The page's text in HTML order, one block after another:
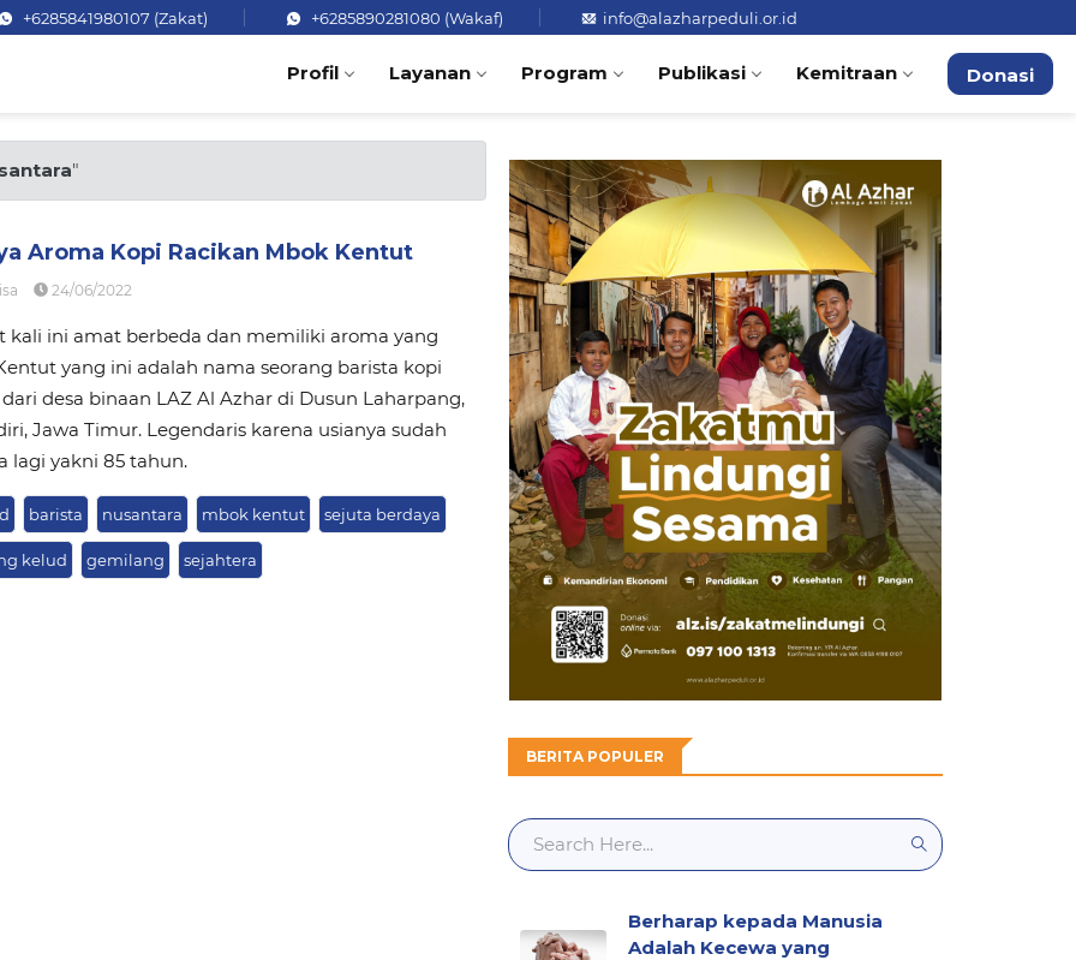
+6285841980107 (Zakat) +6285890281080 (Wakaf) info@alazharpeduli.or.id
Profil Layanan Program Publikasi Kemitraan Donasi
"
Aroma Kopi Racikan Mbok Kentut
24/06/2022
kali ini amat berbeda dan memiliki aroma yang
yang ini adalah nama seorang barista kopi
desa binaan LAZ Al Azhar di Dusun Laharpang,
Jawa Timur. Legendaris karena usianya sudah
lagi yakni 85 tahun.
barista nusantara mbok kentut sejuta berdaya
kelud gemilang sejahtera
BERITA POPULER
Berharap kepada Manusia
Adalah Kecewa yang